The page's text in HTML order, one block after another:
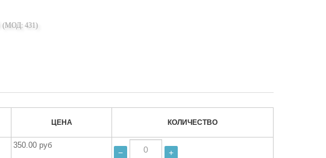
(МОД: 431)
ЦЕНА КОЛИЧЕСТВО
350.00 руб
− +